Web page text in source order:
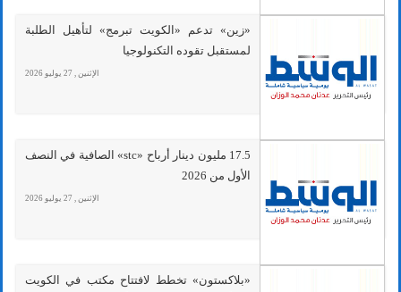
«زين» تدعم «الكويت تبرمج» لتأهيل الطلبة
لمستقبل تقوده التكنولوجيا
الإثنين , 27 يوليو 2026
17.5 مليون دينار أرباح «stc» الصافية في النصف
الأول من 2026
الإثنين , 27 يوليو 2026
«بلاكستون» تخطط لافتتاح مكتب في الكويت